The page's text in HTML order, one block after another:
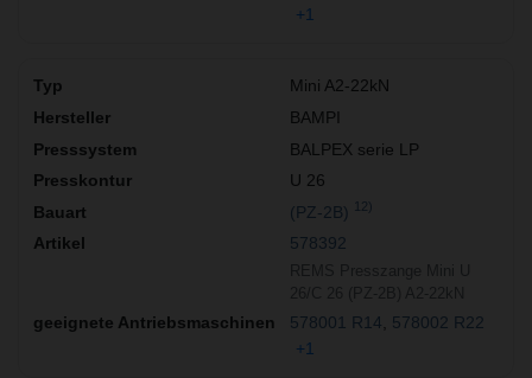
+1
Mini A2-22kN
BAMPI
BALPEX serie LP
U 26
(PZ-2B)
12)
578392
578001 R14
578002 R22
+1